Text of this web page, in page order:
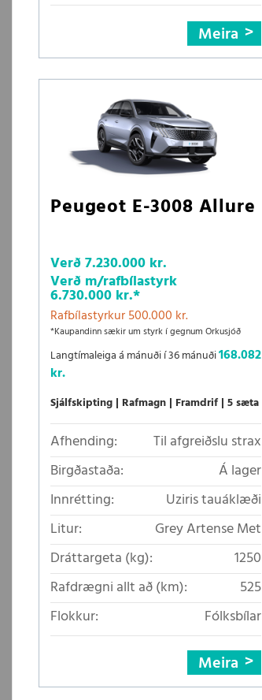
Meira
Peugeot E-3008 Allure
Verð7.230.000 kr.
Verð m/rafbílastyrk
6.730.000 kr.*
Rafbílastyrkur 500.000 kr.
*Kaupandinn sækir um styrk í gegnum Orkusjóð
Langtímaleiga á mánuði í 36 mánuði168.082
kr.
Sjálfskipting Rafmagn Framdrif 5 sæta
Afhending:
Til afgreiðslu strax
Birgðastaða:
Á lager
Innrétting:
Uziris tauáklæði
Litur:
Grey Artense Met
Dráttargeta (kg):
1250
Rafdrægni allt að (km):
525
Flokkur:
Fólksbílar
Meira